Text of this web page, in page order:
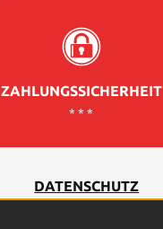
ZAHLUNGSSICHERHEIT
* * *
DATENSCHUTZ